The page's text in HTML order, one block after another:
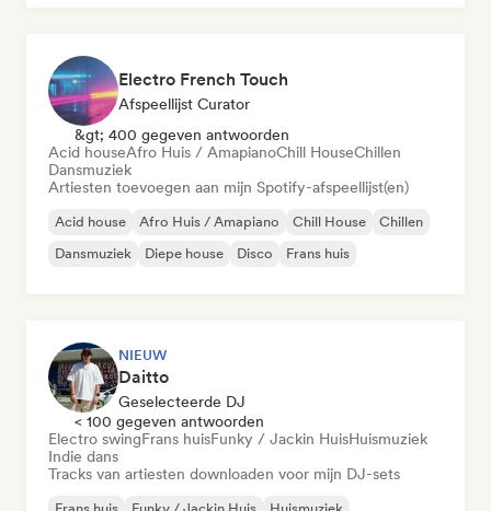
Electro French Touch
Afspeellijst Curator
&gt; 400 gegeven antwoorden
Acid houseAfro Huis / AmapianoChill HouseChillen
Dansmuziek
Artiesten toevoegen aan mijn Spotify-afspeellijst(en)
Acid house Afro Huis / Amapiano Chill House
Chillen
Dansmuziek
Diepe house Disco Frans huis
NIEUW
Daitto
Geselecteerde DJ
< 100 gegeven antwoorden
Electro swingFrans huisFunky / Jackin HuisHuismuziek
Indie dans
Tracks van artiesten downloaden voor mijn DJ-sets